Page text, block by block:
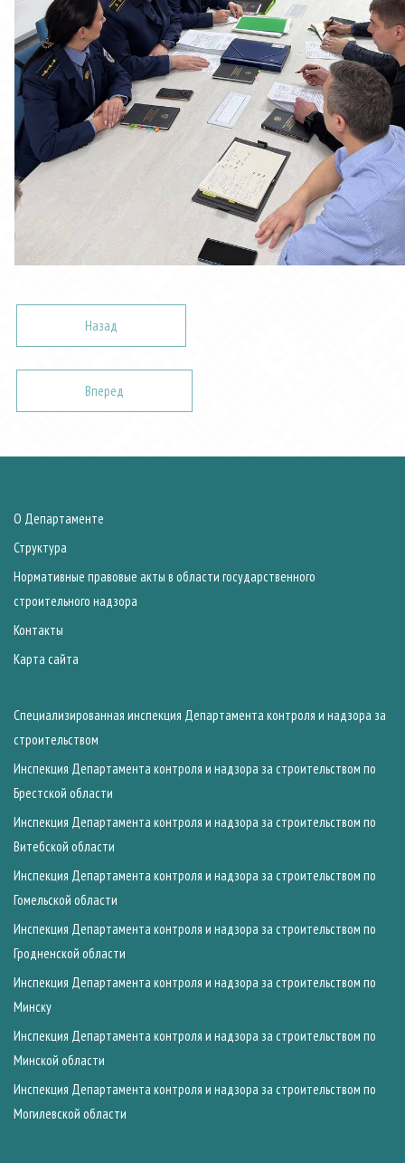
Назад
Вперед
О Департаменте
Структура
Нормативные правовые акты в области государственного
строительного надзора
Контакты
Карта сайта
Специализированная инспекция Департамента контроля и надзора за
строительством
Инспекция Департамента контроля и надзора за строительством по
Брестской области
Инспекция Департамента контроля и надзора за строительством по
Витебской области
Инспекция Департамента контроля и надзора за строительством по
Гомельской области
Инспекция Департамента контроля и надзора за строительством по
Гродненской области
Инспекция Департамента контроля и надзора за строительством по
Минску
Инспекция Департамента контроля и надзора за строительством по
Минской области
Инспекция Департамента контроля и надзора за строительством по
Могилевской области